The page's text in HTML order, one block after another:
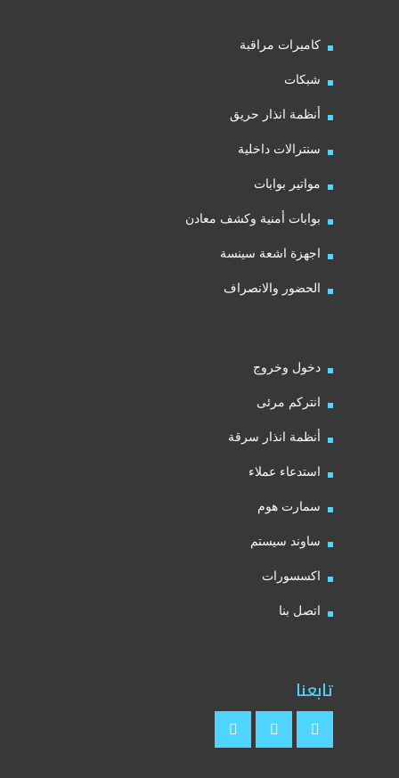
كاميرات مراقبة
شبكات
أنظمة انذار حريق
سنترالات داخلية
مواتير بوابات
بوابات أمنية وكشف معادن
اجهزة اشعة سينسة
الحضور والانصراف
دخول وخروج
انتركم مرئى
أنظمة انذار سرقة
استدعاء عملاء
سمارت هوم
ساوند سيستم
اكسسورات
اتصل بنا
تابعنا